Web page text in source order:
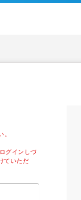
グインしづ
ていただ